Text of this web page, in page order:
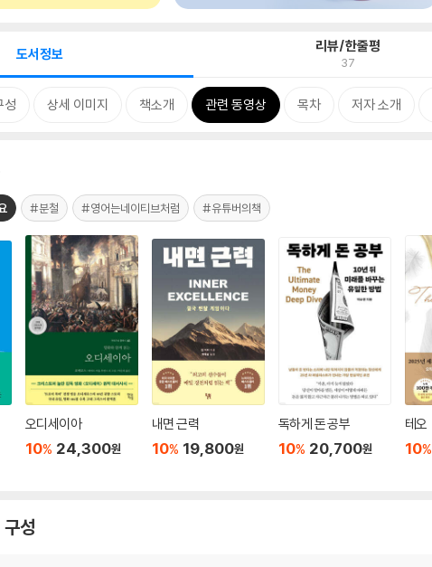
도서정보 리뷰/한줄평
37
성 상세 이미지 책소개 관련 동영상 목차 저자 소개
#분철 #영어는네이티브처럼 #유튜버의책
오디세이아
10% 24,300원
내면 근력
10% 19,800원
독하게 돈 공부
10% 20,700원
테오
10%
성